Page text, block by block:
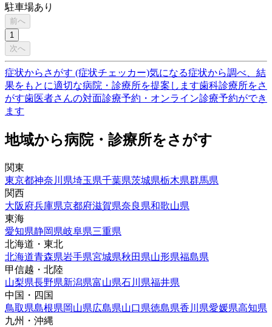
駐車場あり
前へ
1
次へ
症状からさがす (症状チェッカー)気になる症状から調べ、結
果をもとに適切な病院・診療所を提案します歯科診療所をさ
がす歯医者さんの対面診療予約・オンライン診療予約ができ
ます
地域から病院・診療所をさがす
関東
東京都神奈川県埼玉県千葉県茨城県栃木県群馬県
関西
大阪府兵庫県京都府滋賀県奈良県和歌山県
東海
愛知県静岡県岐阜県三重県
北海道・東北
北海道青森県岩手県宮城県秋田県山形県福島県
甲信越・北陸
山梨県長野県新潟県富山県石川県福井県
中国・四国
鳥取県島根県岡山県広島県山口県徳島県香川県愛媛県高知県
九州・沖縄